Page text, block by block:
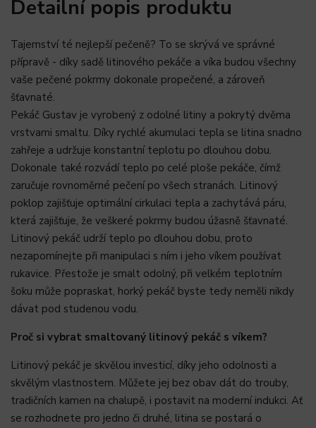
Detailní popis produktu
Tajemství té nejlepší pečeně? To se skrývá ve správné
přípravě - díky sadě litinového pekáče a víka budou všechny
vaše pečené pokrmy dokonale propečené, a zároveň
šťavnaté.
Pekáč Gustav je vyrobený z odolné litiny a pokrytý dvěma
vrstvami smaltu. Díky rychlé akumulaci tepla se litina snadno
zahřeje a udržuje konstantní teplotu po dlouhou dobu.
Dokonale také rozvádí teplo po celé ploše pekáče, čímž
zaručuje rovnoměrné pečení po všech stranách. Litinový
poklop zajišťuje optimální cirkulaci tepla a zachytává páru,
která zajišťuje, že veškeré pokrmy budou úžasně šťavnaté.
Litinový pekáč udrží teplo po dlouhou dobu, proto
nezapomínejte při manipulaci s ním i jeho víkem používat
rukavice. Přestože je smalt odolný, při velkém teplotním
šoku může popraskat, horký pekáč byste tedy neměli nikdy
dávat pod studenou vodu.
Proč si vybrat smaltovaný litinový pekáč s víkem?
Litinový pekáč je skvělou investicí, díky jeho odolnosti a
skvělým vlastnostem. Můžete jej bez obav dát do trouby,
tradičních kamen na chalupě, i postavit na moderní indukci. Ať
se rozhodnete pro jedno či druhé, litina se postará o